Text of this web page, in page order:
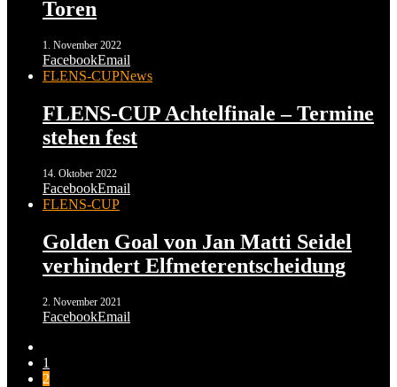
Toren
1. November 2022
FacebookEmail
FLENS-CUPNews
FLENS-CUP Achtelfinale – Termine
stehen fest
14. Oktober 2022
FacebookEmail
FLENS-CUP
Golden Goal von Jan Matti Seidel
verhindert Elfmeterentscheidung
2. November 2021
FacebookEmail
1
2